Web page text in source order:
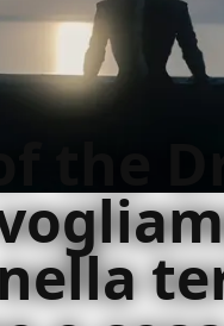
the